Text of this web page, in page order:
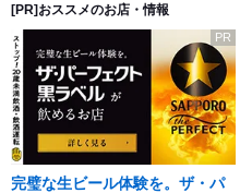
[PR]おススメのお店・情報
PR
完璧な生ビール体験を。ザ・パ